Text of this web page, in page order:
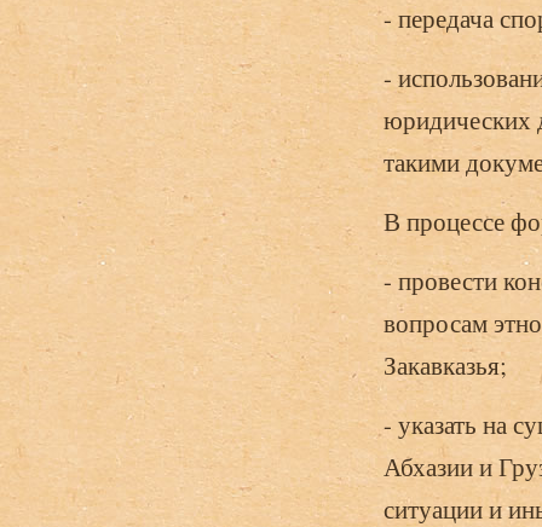
- передача
-
юридических
такими
В процессе
- провести
вопросам
Закавказья;
- указать на
Абхазии и
ситуации и